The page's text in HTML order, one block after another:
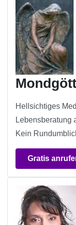
Hellsichtiges
Lebensberatung
Kein
Gratis